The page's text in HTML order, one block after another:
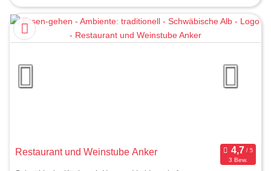
Restaurant und Weinstube Anker
3 Bew.